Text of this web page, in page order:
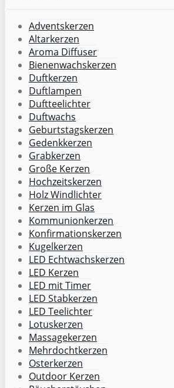
Adventskerzen
Altarkerzen
Aroma Diffuser
Bienenwachskerzen
Duftkerzen
Duftlampen
Duftteelichter
Duftwachs
Geburtstagskerzen
Gedenkkerzen
Grabkerzen
Große Kerzen
Hochzeitskerzen
Holz Windlichter
Kerzen im Glas
Kommunionkerzen
Konfirmationskerzen
Kugelkerzen
LED Echtwachskerzen
LED Kerzen
LED mit Timer
LED Stabkerzen
LED Teelichter
Lotuskerzen
Massagekerzen
Mehrdochtkerzen
Osterkerzen
Outdoor Kerzen